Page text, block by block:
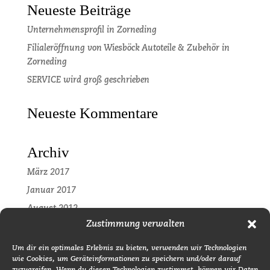
Zustimmung verwalten
Um dir ein optimales Erlebnis zu bieten, verwenden wir Technologien
wie Cookies, um Geräteinformationen zu speichern und/oder darauf
Neueste Beiträge
Unternehmensprofil in Zorneding
Filialeröffnung von Wiesböck Autoteile & Zubehör in
Zorneding
SERVICE wird groß geschrieben
Neueste Kommentare
Archiv
März 2017
Januar 2017
August 2012
Kategorien
Pressemitteilung